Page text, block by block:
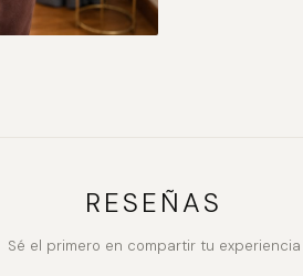
RESEÑAS
Sé el primero en compartir tu experiencia